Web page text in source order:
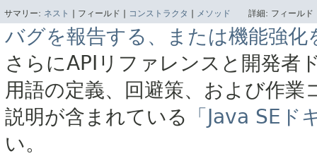
サマリー: ネスト | フィールド | コンストラクタ | メソッド 詳細: フィール
バグを報告する、または機能強化
さらにAPIリファレンスと開発者
用語の定義、回避策、および作
説明が含まれている
「Java SE
い。